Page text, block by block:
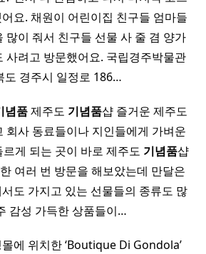
요. 채원이 어린이집 친구들 엄마들
많이 줘서 친구들 선물 사 줄 겸 양가
사려고 방문했어요. 국립경주박물관
도 경주시 일정로 186…
념품제주도 기념품샵 즐거운 제주도
회사 동료들이나 지인들에게 가벼운
게 되는 곳이 바로 제주도 기념품샵
한 여러 번 방문을 해보았는데 만달은
도 가지고 있는 선물들의 종류도 많
감성 가득한 상품들이…
에 위치한 ‘Boutique Di Gondola’